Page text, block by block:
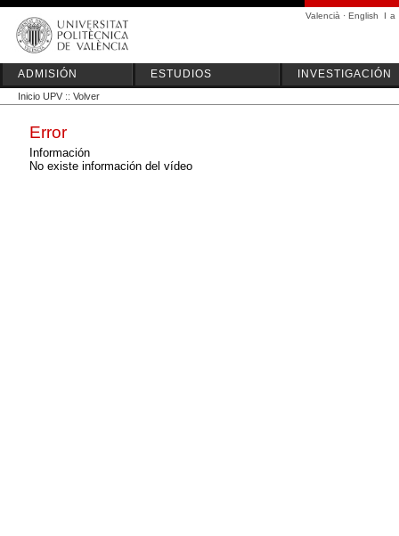
Valencià · English I a
ADMISIÓN ESTUDIOS INVESTIGACIÓN
Inicio UPV :: Volver
Error
Información
No existe información del vídeo